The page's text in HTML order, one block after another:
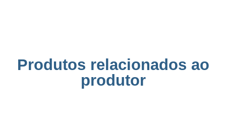
Produtos relacionados ao
produtor